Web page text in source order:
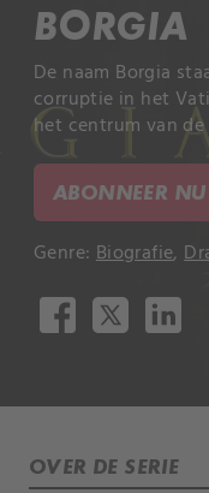
BORGIA
De naam Borgia
corruptie in het
het centrum van
ABONNEER NU
Genre: Biografie,
OVER DE SERIE